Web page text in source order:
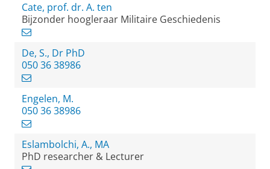
Cate, prof. dr. A. ten
Bijzonder hoogleraar Militaire Geschiedenis
De, S., Dr PhD
050 36 38986
Engelen, M.
050 36 38986
Eslambolchi, A., MA
PhD researcher & Lecturer